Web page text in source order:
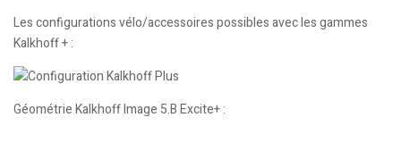
Les configurations vélo/accessoires possibles avec les gammes
Kalkhoff + :
Géométrie Kalkhoff Image 5.B Excite+ :